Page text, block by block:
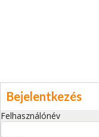
Bejelentkezés
Felhasználónév